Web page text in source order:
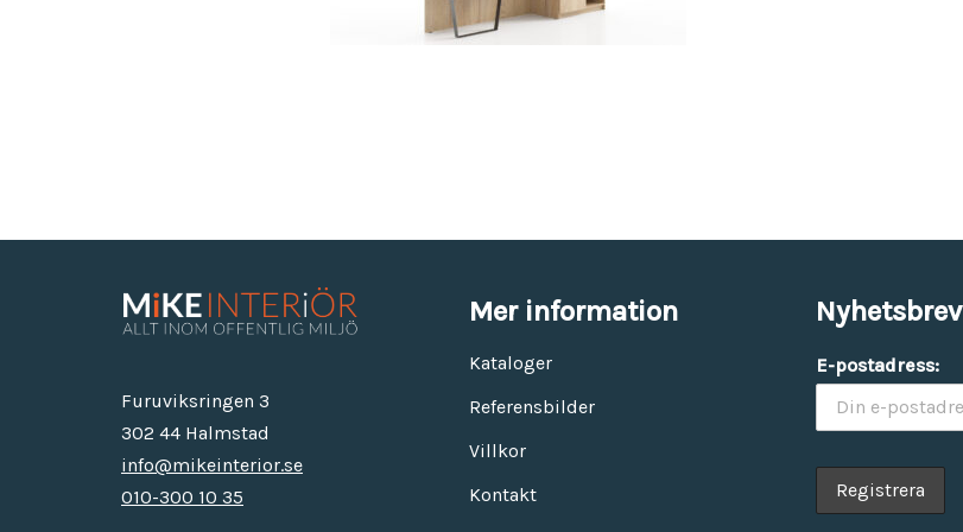
Våra modeller är allt från eleganta och bekväma stolar eller
Furuviksringen 3
302 44 Halmstad
info@mikeinterior.se
010-300 10 35
Mer information
Kataloger
Referensbilder
Villkor
Kontakt
Nyhetsbrev
E-postadress: